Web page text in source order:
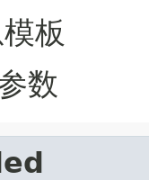
板
数